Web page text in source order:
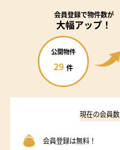
会員登録で物件数が
大幅アップ！
公開物件
29 件
現在の会員数
会員登録は無料！